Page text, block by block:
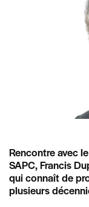
Rencontre avec
SAPC, Francis
qui connaît de
plusieurs